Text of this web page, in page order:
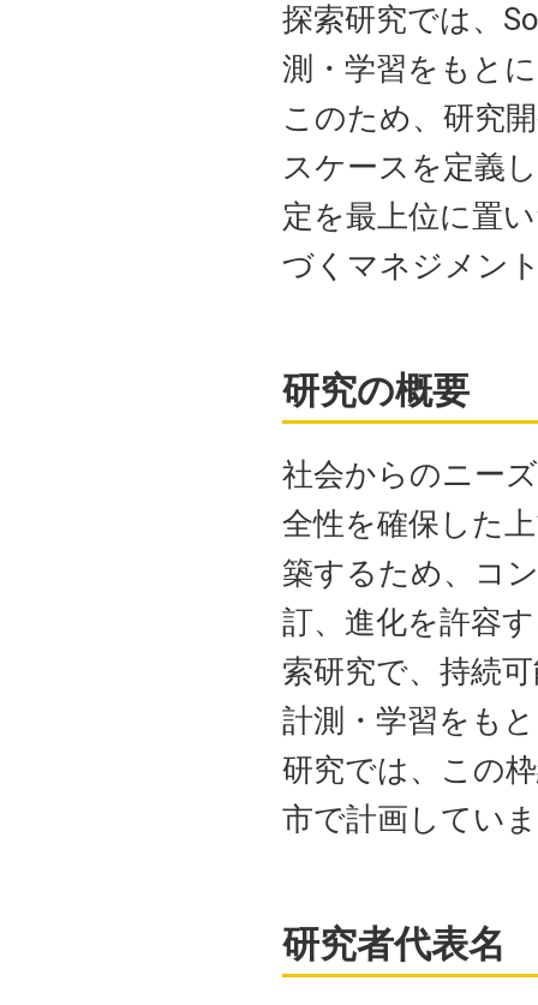
探索研究では、
測・学習をもと
このため、研究
スケースを定義
定を最上位に置
づくマネジメン
研究の概要
社会からのニー
全性を確保した
築するため、コ
訂、進化を許容
索研究で、持続
計測・学習をも
研究では、この
市で計画してい
研究者代表名